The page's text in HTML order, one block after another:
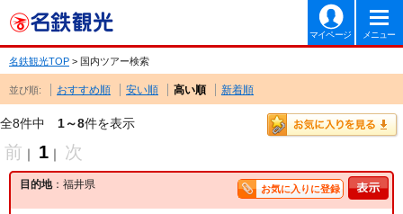
マイページ メニュー
名鉄観光TOP > 国内ツアー検索
並び順: おすすめ順 安い順 高い順 新着順
全8件中 1～8件を表示
前 ｜ 1 ｜ 次
目的地：福井県 お気に入りに登録